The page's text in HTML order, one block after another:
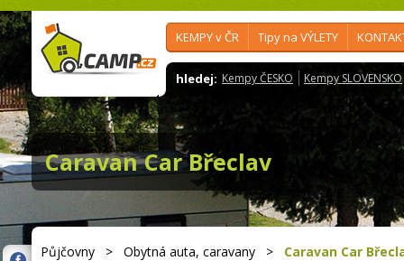
KEMPY v ČR Tipy na VÝLETY
hledej: Kempy ČESKO Kempy SLOVENSKO
Caravan Car Břeclav
Půjčovny > Obytná auta, caravany > Caravan Car